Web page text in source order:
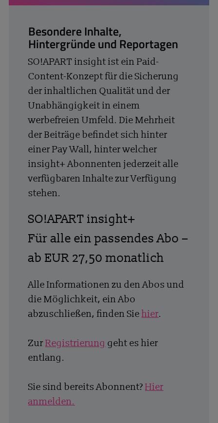
Besondere Inhalte,
Hintergründe und Reportagen
SO!APART insight ist ein Paid-
Content-Konzept für die Sicherung
der inhaltlichen Qualität und der
Unabhängigkeit in einem
werbefreien Umfeld. Die Mehrheit
der Beiträge befindet sich hinter
einer Pay Wall, hinter welcher
insight+ Abonnenten jederzeit alle
verfügbaren Inhalte zur Verfügung
stehen.
SO!APART insight+
Für alle ein passendes Abo –
ab EUR 27,50 monatlich
Alle Informationen zu den Abos und
die Möglichkeit, ein Abo
abzuschließen, finden Sie hier.
ZurRegistrierung geht es hier
entlang.
Sie sind bereits Abonnent? Hier
anmelden.